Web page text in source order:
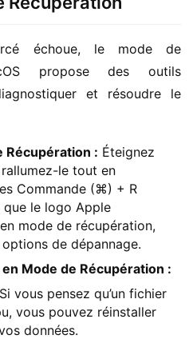
échoue, le mode de
propose des outils
et résoudre le
Récupération : Éteignez
le tout en
Commande (⌘) + R
que le logo Apple
mode de récupération,
de dépannage.
Mode de Récupération :
Si vous pensez qu’un fichier
vous pouvez réinstaller
données.